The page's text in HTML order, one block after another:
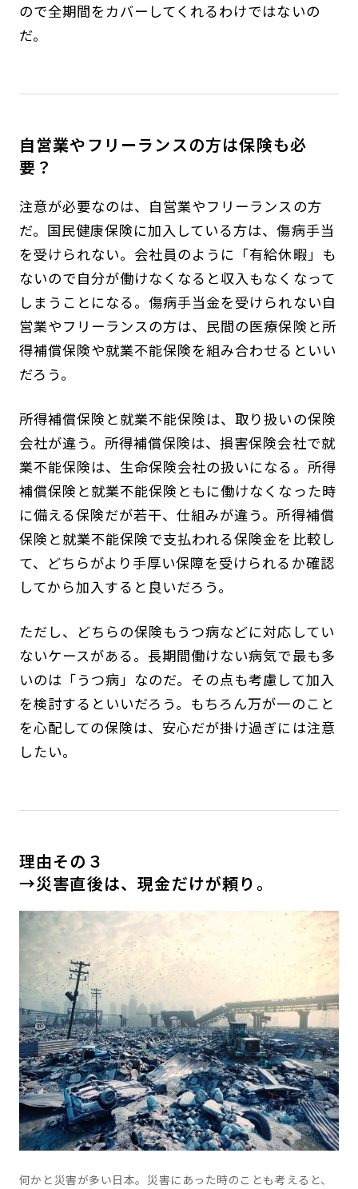
ので全期間をカバーしてくれるわけではないの
だ。
自営業やフリーランスの方は保険も必
要？
注意が必要なのは、自営業やフリーランスの方
だ。国民健康保険に加入している方は、傷病手当
を受けられない。会社員のように「有給休暇」も
ないので自分が働けなくなると収入もなくなって
しまうことになる。傷病手当金を受けられない自
営業やフリーランスの方は、民間の医療保険と所
得補償保険や就業不能保険を組み合わせるといい
だろう。
所得補償保険と就業不能保険は、取り扱いの保険
会社が違う。所得補償保険は、損害保険会社で就
業不能保険は、生命保険会社の扱いになる。所得
補償保険と就業不能保険ともに働けなくなった時
に備える保険だが若干、仕組みが違う。所得補償
保険と就業不能保険で支払われる保険金を比較し
て、どちらがより手厚い保障を受けられるか確認
してから加入すると良いだろう。
ただし、どちらの保険もうつ病などに対応してい
ないケースがある。長期間働けない病気で最も多
いのは「うつ病」なのだ。その点も考慮して加入
を検討するといいだろう。もちろん万が一のこと
を心配しての保険は、安心だが掛け過ぎには注意
したい。
理由その３
→災害直後は、現金だけが頼り。
何かと災害が多い日本。災害にあった時のことも考えると、